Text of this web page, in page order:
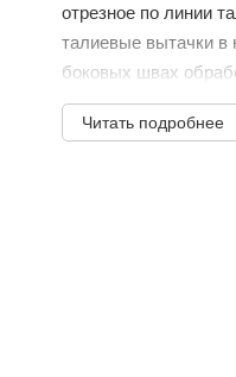
отрезное по линии
талиевые вытачки в
боковых швах
Читать подробнее